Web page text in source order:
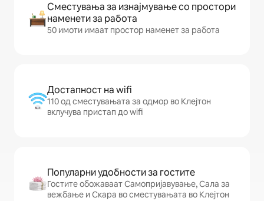
Сместувања за изнајмување со простори
наменети за работа
50 имоти имаат простор наменет за работа
Достапност на wifi
110 од сместувањата за одмор во Клејтон
вклучува пристап до wifi
Популарни удобности за гостите
Гостите обожаваат Самопријавување, Сала за
вежбање и Скара во сместувањата во Клејтон